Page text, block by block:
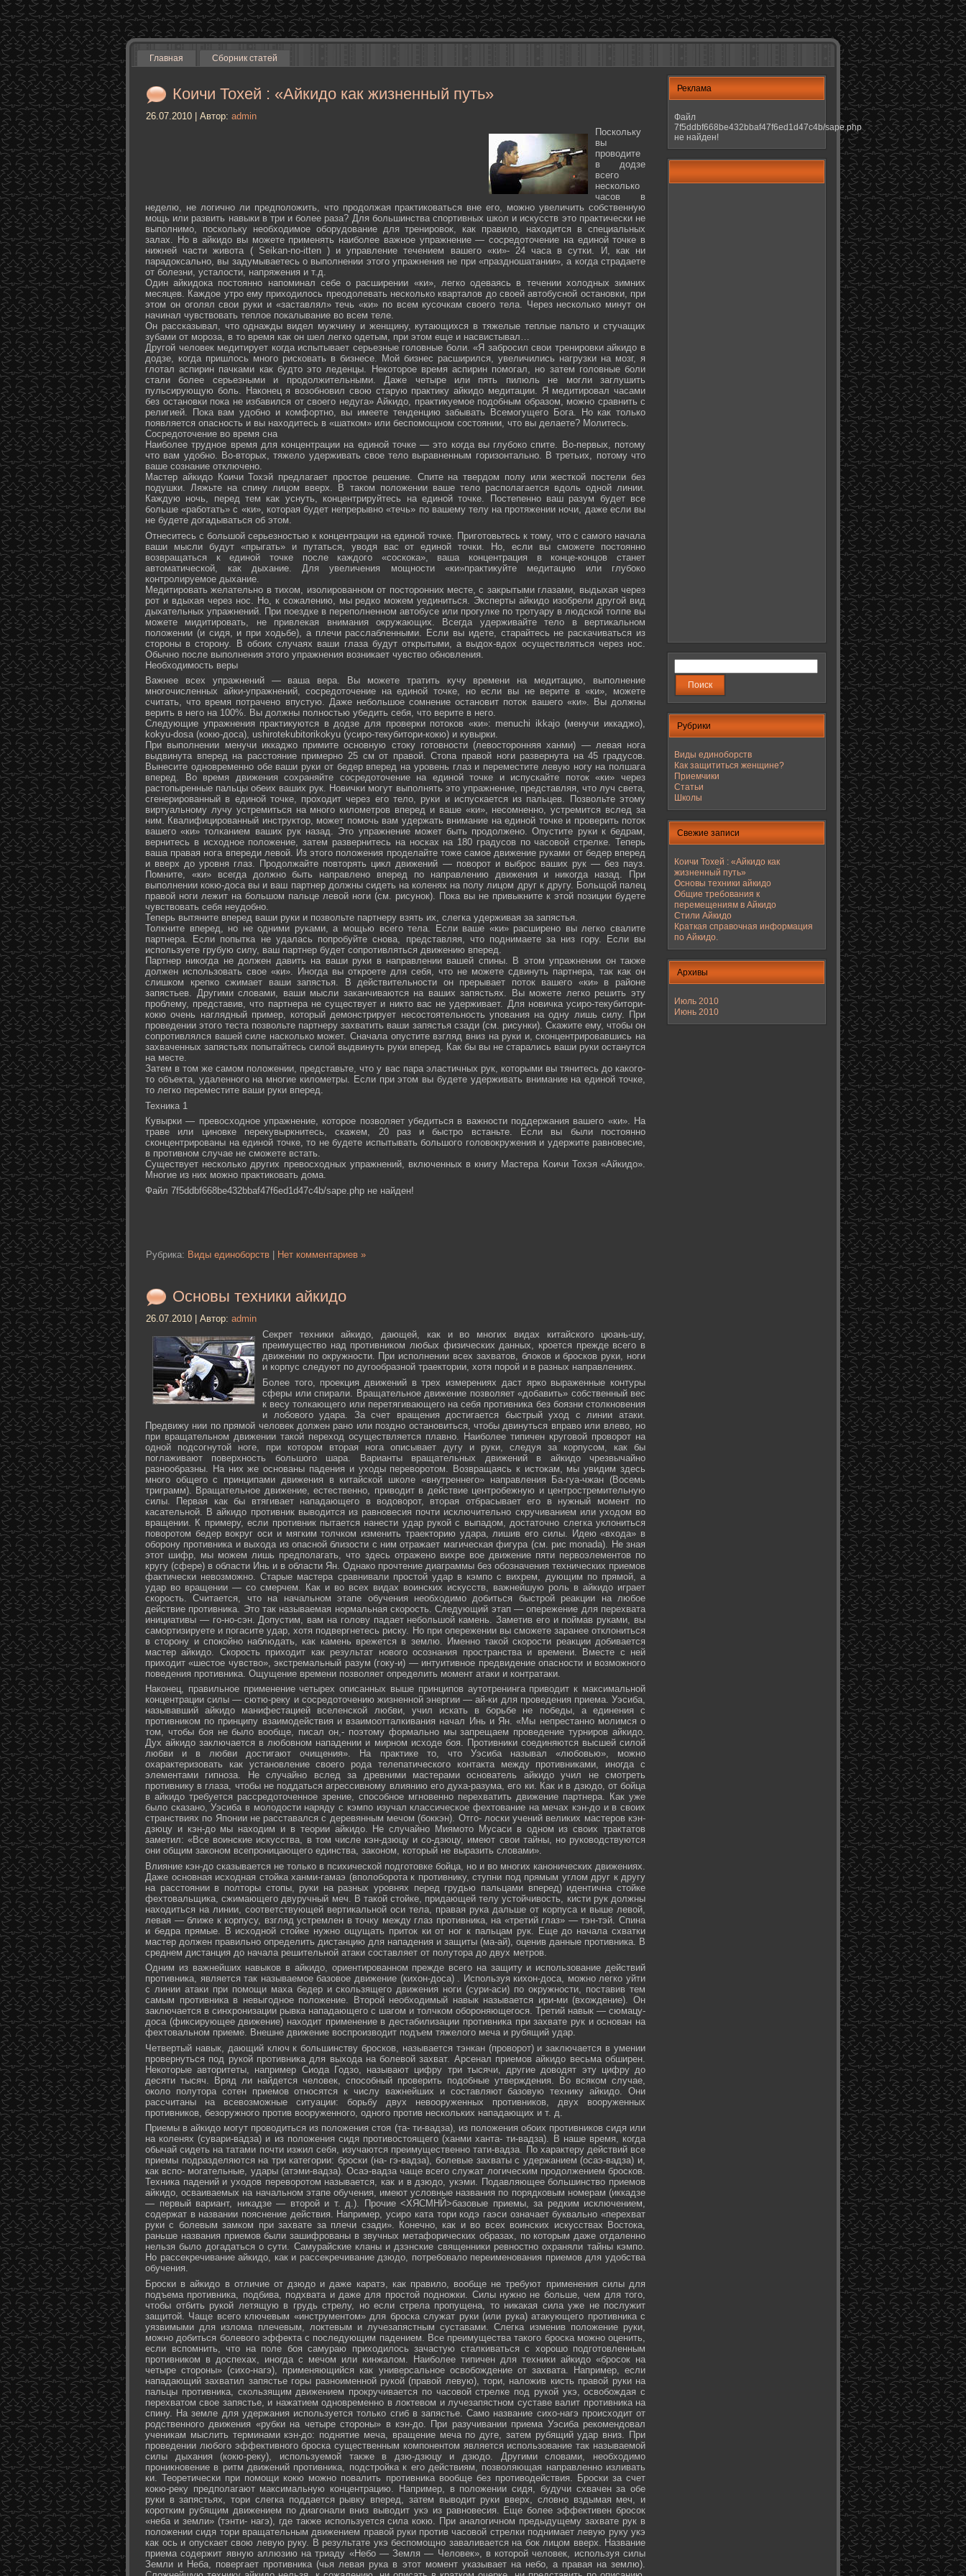
Главная Сборник статей
Коичи Тохей : «Айкидо как жизненный путь»
26.07.2010 | Автор: admin
Поскольку
вы
проводите
в додзе
всего
несколько
часов в
неделю, не логично ли предположить, что продолжая практиковаться вне его, можно увеличить собственную
мощь или развить навыки в три и более раза? Для большинства спортивных школ и искусств это практически не
выполнимо, поскольку необходимое оборудование для тренировок, как правило, находится в специальных
залах. Но в айкидо вы можете применять наиболее важное упражнение — сосредоточение на единой точке в
нижней части живота ( Seikan-­no-­itten ) и управление течением вашего «ки»- 24 часа в сутки. И, как ни
парадоксально, вы задумываетесь о выполнении этого упражнения не при «праздношатании», а когда страдаете
от болезни, усталости, напряжения и т.д.
Один айкидока постоянно напоминал себе о расширении «ки», легко одеваясь в течении холодных зимних
месяцев. Каждое утро ему приходилось преодолевать несколько кварталов до своей автобусной остановки, при
этом он оголял свои руки и «заставлял» течь «ки» по всем кусочкам своего тела. Через несколько минут он
начинал чувствовать теплое покалывание во всем теле.
Он рассказывал, что однажды видел мужчину и женщину, кутающихся в тяжелые теплые пальто и стучащих
зубами от мороза, в то время как он шел легко одетым, при этом еще и насвистывал…
Другой человек медитирует когда испытывает серьезные головные боли. «Я забросил свои тренировки айкидо в
додзе, когда пришлось много рисковать в бизнесе. Мой бизнес расширился, увеличились нагрузки на мозг, я
глотал аспирин пачками как будто это леденцы. Некоторое время аспирин помогал, но затем головные боли
стали более серьезными и продолжительными. Даже четыре или пять пилюль не могли заглушить
пульсирующую боль. Наконец я возобновил свою старую практику айкидо медитации. Я медитировал часами
без остановки пока не избавился от своего недуга» Айкидо, практикуемое подобным образом, можно сравнить с
религией. Пока вам удобно и комфортно, вы имеете тенденцию забывать Всемогущего Бога. Но как только
появляется опасность и вы находитесь в «шатком» или беспомощном состоянии, что вы делаете? Молитесь.
Сосредоточение во время сна
Наиболее трудное время для концентрации на единой точке — это когда вы глубоко спите. Во-первых, потому
что вам удобно. Во-вторых, тяжело удерживать свое тело выравненным горизонтально. В третьих, потому что
ваше сознание отключено.
Мастер айкидо Коичи Тохэй предлагает простое решение. Спите на твердом полу или жесткой постели без
подушки. Ляжьте на спину лицом вверх. В таком положении ваше тело располагается вдоль одной линии.
Каждую ночь, перед тем как уснуть, концентрируйтесь на единой точке. Постепенно ваш разум будет все
больше «работать» с «ки», которая будет непрерывно «течь» по вашему телу на протяжении ночи, даже если вы
не будете догадываться об этом.
Отнеситесь с большой серьезностью к концентрации на единой точке. Приготовьтесь к тому, что с самого начала
ваши мысли будут «прыгать» и путаться, уводя вас от единой точки. Но, если вы сможете постоянно
возвращаться к единой точке после каждого «соскока», ваша концентрация в конце-концов станет
автоматической, как дыхание. Для увеличения мощности «ки»практикуйте медитацию или глубоко
контролируемое дыхание.
Медитировать желательно в тихом, изолированном от посторонних месте, с закрытыми глазами, выдыхая через
рот и вдыхая через нос. Но, к сожалению, мы редко можем уединиться. Эксперты айкидо изобрели другой вид
дыхательных упражнений. При поездке в переполненном автобусе или прогулке по тротуару в людской толпе вы
можете мидитировать, не привлекая внимания окружающих. Всегда удерживайте тело в вертикальном
положении (и сидя, и при ходьбе), а плечи расслабленными. Если вы идете, старайтесь не раскачиваться из
стороны в сторону. В обоих случаях ваши глаза будут открытыми, а выдох-вдох осуществляться через нос.
Обычно после выполнения этого упражнения возникает чувство обновления.
Необходимость веры
Важнее всех упражнений — ваша вера. Вы можете тратить кучу времени на медитацию, выполнение
многочисленных айки-упражнений, сосредоточение на единой точке, но если вы не верите в «ки», можете
считать, что время потрачено впустую. Даже небольшое сомнение остановит поток вашего «ки». Вы должны
верить в него на 100%. Вы должны полностью убедить себя, что верите в него.
Следующие упражнения практикуются в додзе для проверки потоков «ки»: menuchi ikkajo (менучи иккаджо),
kokyu-dosa (кокю-доса), ushiro­tekubitori­kokyu (усиро-текубитори-кокю) и кувырки.
При выполнении менучи иккаджо примите основную стоку готовности (левосторонняя ханми) — левая нога
выдвинута вперед на расстояние примерно 25 см от правой. Стопа правой ноги развернута на 45 градусов.
Вынесите одновременно обе ваши руки от бедер вперед на уровень глаз и переместите левую ногу на полшага
вперед. Во время движения сохраняйте сосредоточение на единой точке и испускайте поток «ки» через
растопыренные пальцы обеих ваших рук. Новички могут выполнять это упражнение, представляя, что луч света,
сгенерированный в единой точке, проходит через его тело, руки и испускается из пальцев. Позвольте этому
виртуальному лучу устремиться на много километров вперед и ваше «ки», несомненно, устремится вслед за
ним. Квалифицированный инструктор, может помочь вам удержать внимание на единой точке и проверить поток
вашего «ки» толканием ваших рук назад. Это упражнение может быть продолжено. Опустите руки к бедрам,
вернитесь в исходное положение, затем развернитесь на носках на 180 градусов по часовой стрелке. Теперь
ваша правая нога впереди левой. Из этого положения проделайте тоже самое движение руками от бедер вперед
и вверх до уровня глаз. Продолжайте повторять цикл движений — поворот и выброс ваших рук — без пауз.
Помните, «ки» всегда должно быть направлено вперед по направлению движения и никогда назад. При
выполнении кокю-доса вы и ваш партнер должны сидеть на коленях на полу лицом друг к другу. Больщой палец
правой ноги лежит на большом пальце левой ноги (см. рисунок). Пока вы не привыкните к этой позиции будете
чувствовать себя неудобно.
Теперь вытяните вперед ваши руки и позвольте партнеру взять их, слегка удерживая за запястья.
Толкните вперед, но не одними руками, а мощью всего тела. Если ваше «ки» расширено вы легко свалите
партнера. Если попытка не удалась попробуйте снова, представляя, что поднимаете за низ гору. Если вы
используете грубую силу, ваш партнер будет сопротивляться движению вперед.
Партнер никогда не должен давить на ваши руки в направлении вашей спины. В этом упражнении он также
должен использовать свое «ки». Иногда вы откроете для себя, что не можете сдвинуть партнера, так как он
слишком крепко сжимает ваши запястья. В действительности он прерывает поток вашего «ки» в районе
запястьев. Другими словами, ваши мысли заканчиваются на ваших запястьях. Вы можете легко решить эту
проблему, представив, что партнера не существует и никто вас не удерживает. Для новичка усиро-текубитори-
кокю очень наглядный пример, который демонстрирует несостоятельность упования на одну лишь силу. При
проведении этого теста позвольте партнеру захватить ваши запястья сзади (см. рисунки). Скажите ему, чтобы он
сопротивлялся вашей силе насколько может. Сначала опустите взгляд вниз на руки и, сконцентрировавшись на
захваченных запястьях попытайтесь силой выдвинуть руки вперед. Как бы вы не старались ваши руки останутся
на месте.
Затем в том же самом положении, представьте, что у вас пара эластичных рук, которыми вы тянитесь до какого-
то объекта, удаленного на многие километры. Если при этом вы будете удерживать внимание на единой точке,
то легко переместите ваши руки вперед.
Техника 1
Кувырки — превосходное упражнение, которое позволяет убедиться в важности поддержания вашего «ки». На
траве или циновке перекувыркнитесь, скажем, 20 раз и быстро встаньте. Если вы были постоянно
сконцентрированы на единой точке, то не будете испытывать большого головокружения и удержите равновесие,
в противном случае не сможете встать.
Существует несколько других превосходных упражнений, включенных в книгу Мастера Коичи Тохэя «Айкидо».
Многие из них можно практиковать дома.
Файл 7f5ddbf668be432bbaf47f6ed1d47c4b/sape.php не найден!
Рубрика: Виды единоборств Нет комментариев »
Основы техники айкидо
26.07.2010 | Автор: admin
Секрет техники айкидо, дающей, как и во многих видах китайского цюань-шу,
преимущество над противником любых физических данных, кроется прежде всего в
движении по окружности. При исполнении всех захватов, блоков и бросков руки, ноги
и корпус следуют по дугообразной траектории, хотя порой и в разных направлениях.
Более того, проекция движений в трех измерениях даст ярко выраженные контуры
сферы или спирали. Вращательное движение позволяет «добавить» собственный вес
к весу толкающего или перетягивающего на себя противника без боязни столкновения
и лобового удара. За счет вращения достигается быстрый уход с линии атаки.
Предвижу нии по прямой человек должен рано или поздно остановиться, чтобы двинуться вправо или влево, но
при вращательном движении такой переход осуществляется плавно. Наиболее типичен круговой проворот на
одной подсогнутой ноге, при котором вторая нога описывает дугу и руки, следуя за корпусом, как бы
поглаживают поверхность большого шара. Варианты вращательных движений в айкидо чрезвычайно
разнообразны. На них же основаны падения и уходы переворотом. Возвращаясь к истокам, мы увидим здесь
много общего с принципами движения в китайской школе «внутреннего» направления Ба-гуа-чжан (Восемь
триграмм). Вращательное движение, естественно, приводит в действие центробежную и центростремительную
силы. Первая как бы втягивает нападающего в водоворот, вторая отбрасывает его в нужный момент по
касательной. В айкидо противник выводится из равновесия почти исключительно скручиванием или уходом во
вращении. К примеру, если противник пытается нанести удар рукой с выпадом, достаточно слегка уклониться
поворотом бедер вокруг оси и мягким толчком изменить траекторию удара, лишив его силы. Идею «входа» в
оборону противника и выхода из опасной близости с ним отражает магическая фигура (см. рис monada). Не зная
этот шифр, мы можем лишь предполагать, что здесь отражено вихре вое движение пяти первоэлементов по
кругу (сфере) в области Инь и в области Ян. Однако прочтение диаграммы без обозначения технических приемов
фактически невозможно. Старые мастера сравнивали простой удар в кэмпо с вихрем, дующим по прямой, а
удар во вращении — со смерчем. Как и во всех видах воинских искусств, важнейшую роль в айкидо играет
скорость. Считается, что на начальном этапе обучения необходимо добиться быстрой реакции на любое
действие противника. Это так называемая нормальная скорость. Следующий этап — опережение для перехвата
инициативы — го-но-сэн. Допустим, вам на голову падает небольшой камень. Заметив его и поймав руками, вы
самортизируете и погасите удар, хотя подвергнетесь риску. Но при опережении вы сможете заранее отклониться
в сторону и спокойно наблюдать, как камень врежется в землю. Именно такой скорости реакции добивается
мастер айкидо. Скорость приходит как результат нового осознания пространства и времени. Вместе с ней
приходит «шестое чувство», экстремальный разум (гоку-и) — интуитивное предвидение опасности и возможного
поведения противника. Ощущение времени позволяет определить момент атаки и контратаки.
Наконец, правильное применение четырех описанных выше принципов аутотренинга приводит к максимальной
концентрации силы — сютю-реку и сосредоточению жизненной энергии — ай-ки для проведения приема. Уэсиба,
называвший айкидо манифестацией вселенской любви, учил искать в борьбе не победы, а единения с
противником по принципу взаимодействия и взаимоотталкивания начал Инь и Ян. «Мы непрестанно молимся о
том, чтобы боя не было вообще, писал он,- поэтому формально мы запрещаем проведение турниров айкидо.
Дух айкидо заключается в любовном нападении и мирном исходе боя. Противники соединяются высшей силой
любви и в любви достигают очищения». На практике то, что Уэсиба называл «любовью», можно
охарактеризовать как установление своего рода телепатического контакта между противниками, иногда с
элементами гипноза. Не случайно вслед за древними мастерами основатель айкидо учил не смотреть
противнику в глаза, чтобы не поддаться агрессивному влиянию его духа-разума, его ки. Как и в дзюдо, от бойца
в айкидо требуется рассредоточенное зрение, способное мгновенно перехватить движение партнера. Как уже
было сказано, Уэсиба в молодости наряду с кэмпо изучал классическое фехтование на мечах кэн-до и в своих
странствиях по Японии не расставался с деревянным мечом (боккэн). Отго- лоски учений великих мастеров кэн-
дзюцу и кэн-до мы находим и в теории айкидо. Не случайно Миямото Мусаси в одном из своих трактатов
заметил: «Все воинские искусства, в том числе кэн-дзюцу и со-дзюцу, имеют свои тайны, но руководствуются
они общим законом всепроницающего единства, законом, который не выразить словами».
Влияние кэн-до сказывается не только в психической подготовке бойца, но и во многих канонических движениях.
Даже основная исходная стойка ханми-гамаэ (вполоборота к противнику, ступни под прямым углом друг к другу
на расстоянии в полторы стопы, руки на разных уровнях перед грудью пальцами вперед) идентична стойке
фехтовальщика, сжимающего двуручный меч. В такой стойке, придающей телу устойчивость, кисти рук должны
находиться на линии, соответствующей вертикальной оси тела, правая рука дальше от корпуса и выше левой,
левая — ближе к корпусу, взгляд устремлен в точку между глаз противника, на «третий глаз» — тэн-тэй. Спина
и бедра прямые. В исходной стойке нужно ощущать приток ки от ног к пальцам рук. Еще до начала схватки
мастер должен правильно определить дистанцию для нападения и защиты (ма-ай), оценив данные противника. В
среднем дистанция до начала решительной атаки составляет от полутора до двух метров.
Одним из важнейших навыков в айкидо, ориентированном прежде всего на защиту и использование действий
противника, является так называемое базовое движение (кихон-доса) . Используя кихон-доса, можно легко уйти
с линии атаки при помощи маха бедер и скользящего движения ноги (сури-аси) по окружности, поставив тем
самым противника в невыгодное положение. Второй необходимый навык называется ири-ми (вхождение). Он
заключается в синхронизации рывка нападающего с шагом и толчком обороняющегося. Третий навык — сюмацу-
доса (фиксирующее движение) находит применение в дестабилизации противника при захвате рук и основан на
фехтовальном приеме. Внешне движение воспроизводит подъем тяжелого меча и рубящий удар.
Четвертый навык, дающий ключ к большинству бросков, называется тэнкан (проворот) и заключается в умении
провернуться под рукой противника для выхода на болевой захват. Арсенал приемов айкидо весьма обширен.
Некоторые авторитеты, например Сиода Годзо, называют цифру три тысячи, другие доводят эту цифру до
десяти тысяч. Вряд ли найдется человек, способный проверить подобные утверждения. Во всяком случае,
около полутора сотен приемов относятся к числу важнейших и составляют базовую технику айкидо. Они
рассчитаны на всевозможные ситуации: борьбу двух невооруженных противников, двух вооруженных
противников, безоружного против вооруженного, одного против нескольких нападающих и т. д.
Приемы в айкидо могут проводиться из положения стоя (та- ти-вадза), из положения обоих противников сидя или
на коленях (сувари-вадза) и из положения сидя противостоящего (ханми ханта- ти-вадза). В наше время, когда
обычай сидеть на татами почти изжил себя, изучаются преимущественно тати-вадза. По характеру действий все
приемы подразделяются на три категории: броски (на- гэ-вадза), болевые захваты с удержанием (осаэ-вадза) и,
как вспо- могательные, удары (атэми-вадза). Осаэ-вадза чаще всего служат логическим продолжением бросков.
Техника падений и уходов переворотом называется, как и в дзюдо, укэми. Подавляющее большинство приемов
айкидо, осваиваемых на начальном этапе обучения, имеют условные названия по порядковым номерам (иккадзе
— первый вариант, никадзе — второй и т. д.). Прочие <ХЯСМНЙ>базовые приемы, за редким исключением,
содержат в названии пояснение действия. Например, усиро ката тори кодэ гаэси означает буквально «перехват
руки с болевым замком при захвате за плечи сзади». Конечно, как и во всех воинских искусствах Востока,
раньше названия приемов были зашифрованы в звучных метафорических образах, по которым даже отдаленно
нельзя было догадаться о сути. Самурайские кланы и дзэнские священники ревностно охраняли тайны кэмпо.
Но рассекречивание айкидо, как и рассекречивание дзюдо, потребовало переименования приемов для удобства
обучения.
Броски в айкидо в отличие от дзюдо и даже каратэ, как правило, вообще не требуют применения силы для
подъема противника, подбива, подхвата и даже для простой подножки. Силы нужно не больше, чем для того,
чтобы отбить рукой летящую в грудь стрелу, но если стрела пропущена, то никакая сила уже не послужит
защитой. Чаще всего ключевым «инструментом» для броска служат руки (или рука) атакующего противника с
уязвимыми для излома плечевым, локтевым и лучезапястным суставами. Слегка изменив положение руки,
можно добиться болевого эффекта с последующим падением. Все преимущества такого броска можно оценить,
если вспомнить, что на поле боя самураю приходилось зачастую сталкиваться с хорошо подготовленным
противником в доспехах, иногда с мечом или кинжалом. Наиболее типичен для техники айкидо «бросок на
четыре стороны» (сихо-нагэ), применяющийся как универсальное освобождение от захвата. Например, если
нападающий захватил запястье горы разноименной рукой (правой левую), тори, наложив кисть правой руки на
пальцы противника, скользящим движением прокручивается по часовой стрелке под рукой укэ, освобождая с
перехватом свое запястье, и нажатием одновременно в локтевом и лучезапястном суставе валит противника на
спину. На земле для удержания используется только сгиб в запястье. Само название сихо-нагэ происходит от
родственного движения «рубки на четыре стороны» в кэн-до. При разучивании приема Уэсиба рекомендовал
ученикам мыслить терминами кэн-до: поднятие меча, вращение меча по дуге, затем рубящий удар вниз. При
проведении любого эффективного броска существенным компонентом является использование так называемой
силы дыхания (кокю-реку), используемой также в дзю-дзюцу и дзюдо. Другими словами, необходимо
проникновение в ритм движений противника, подстройка к его действиям, позволяющая направленно изливать
ки. Теоретически при помощи кокю можно повалить противника вообще без противодействия. Броски за счет
кокю-реку предполагают максимальную концентрацию. Например, в положении сидя, будучи схвачен за обе
руки в запястьях, тори слегка поддается рывку вперед, затем выводит руки вверх, словно вздымая меч, и
коротким рубящим движением по диагонали вниз выводит укэ из равновесия. Еще более эффективен бросок
«неба и земли» (тэнти- нагэ), где также используется сила кокю. При аналогичном предыдущему захвате рук в
положении сидя тори вращательным движением правой руки против часовой стрелки поднимает левую руку укэ
как ось и опускает свою левую руку. В результате укэ беспомощно заваливается на бок лицом вверх. Название
приема содержит явную аллюзию на триаду «Небо — Земля — Человек», в которой человек, используя силы
Земли и Неба, повергает противника (чья левая рука в этот момент указывает на небо, а правая на землю).
Реклама
Файл
7f5ddbf668be432bbaf47f6ed1d47c4b/sape.php
не найден!
Рубрики
Виды единоборств
Как защититься женщине?
Приемчики
Статьи
Школы
Свежие записи
Коичи Тохей : «Айкидо как
жизненный путь»
Основы техники айкидо
Общие требования к
перемещениям в Айкидо
Стили Айкидо
Краткая справочная информация
по Айкидо.
Архивы
Июль 2010
Июнь 2010